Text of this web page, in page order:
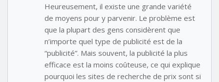
Heureusement, il existe une grande variété
de moyens pour y parvenir. Le problème est
que la plupart des gens considèrent que
n’importe quel type de publicité est de la
“publicité”. Mais souvent, la publicité la plus
efficace est la moins coûteuse, ce qui explique
pourquoi les sites de recherche de prix sont si